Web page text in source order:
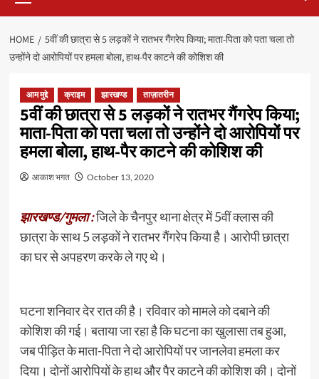
HOME
5वीं की छात्रा से 5 लड़कों ने रातभर गैंगरेप किया; माता-पिता को पता चला तो
उन्होंने दो आरोपियों पर हमला बोला, हाथ-पैर काटने की कोशिश की
आम मुद्दे क्राइम झारखण्ड ताज़ातरीन
5वीं की छात्रा से 5 लड़कों ने रातभर गैंगरेप किया;
माता-पिता को पता चला तो उन्होंने दो आरोपियों पर
हमला बोला, हाथ-पैर काटने की कोशिश की
आकाश भगत October 13, 2020
झारखण्ड/गुमला :जिले के चैनपुर थाना क्षेत्र में 5वीं क्लास की
छात्रा के साथ 5 लड़कों ने रातभर गैंगरेप किया है। आरोपी छात्रा
का घर से अपहरण करके ले गए थे।
घटना शनिवार देर रात की है। रविवार को मामले को दबाने की
कोशिश की गई। बताया जा रहा है कि घटना का खुलासा तब हुआ,
जब पीड़ित के माता-पिता ने दो आरोपियों पर जानलेवा हमला कर
दिया। दोनों आरोपियों के हाथ और पैर काटने की कोशिश की। दोनों